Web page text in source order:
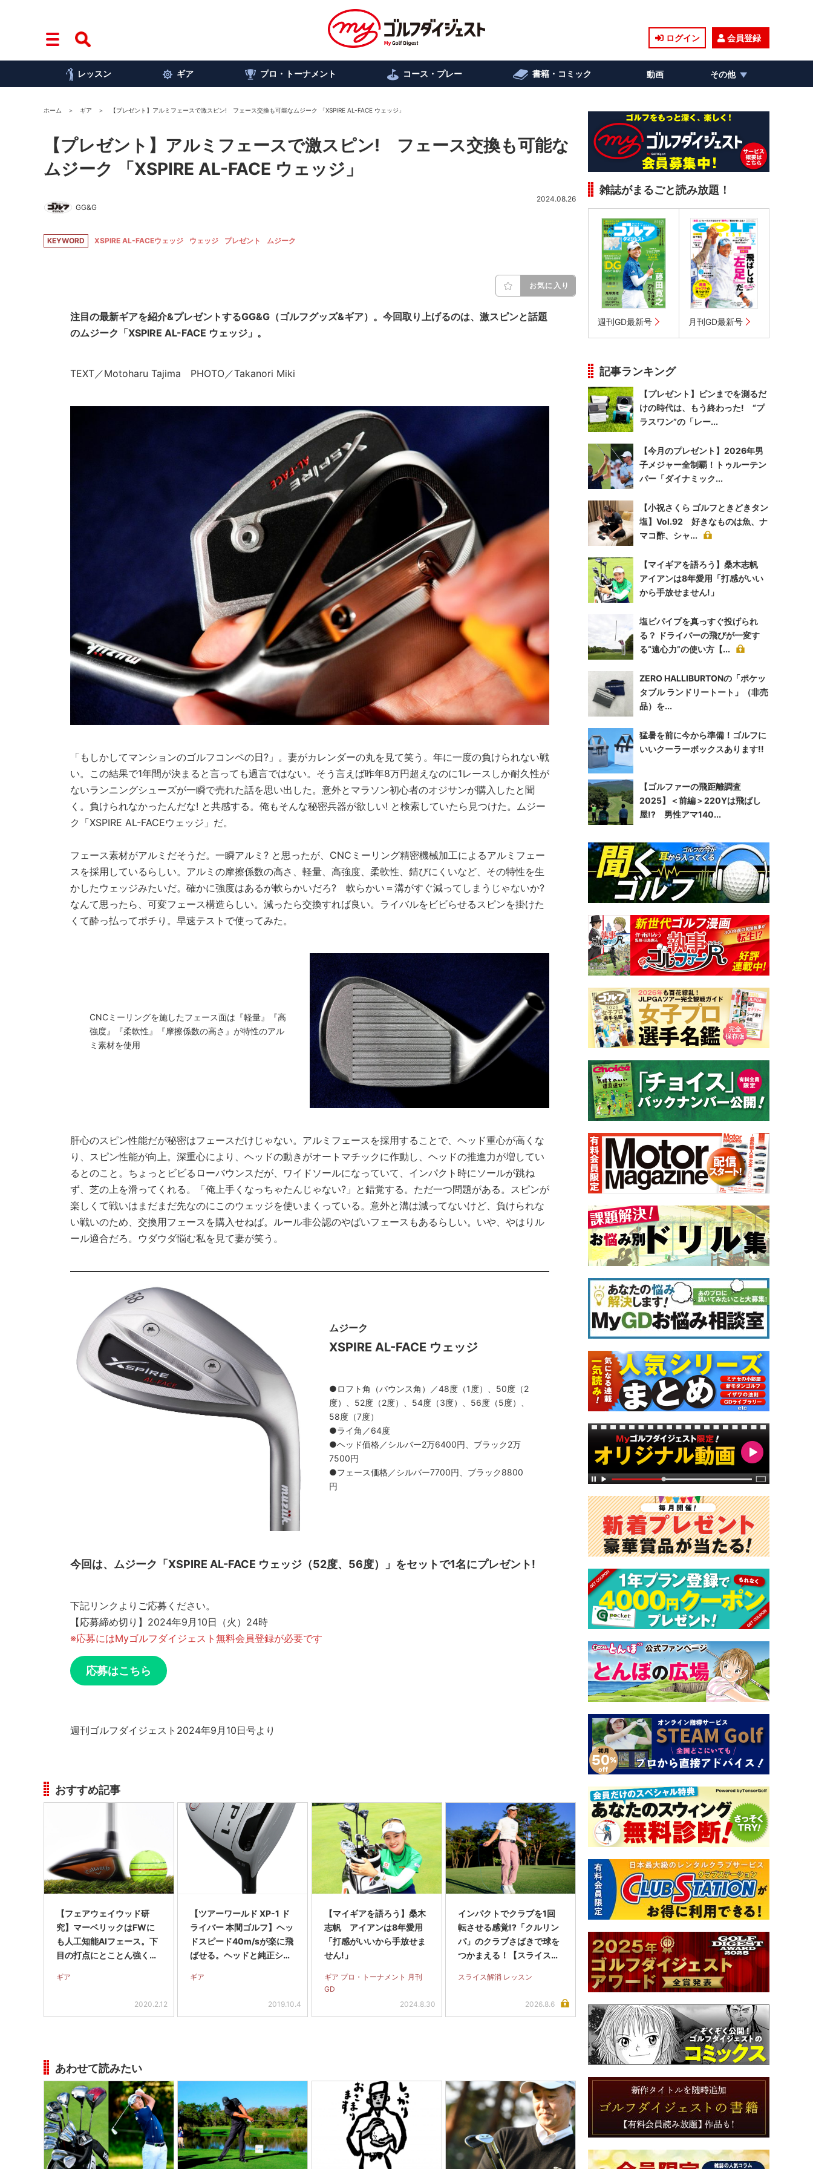
ログイン 会員登録
レッスン ギア プロ・トーナメント コース・プレー 書籍・コミック 動画 その他
ホーム ギア 【プレゼント】アルミフェースで激スピン! フェース交換も可能なムジーク 「XSPIRE AL-FACE ウェッジ」
【プレゼント】アルミフェースで激スピン! フェース交換も可能な
ムジーク 「XSPIRE AL-FACE ウェッジ」
GG&G
2024.08.26
KEYWORD XSPIRE AL-FACEウェッジ ウェッジ プレゼント ムジーク
お気に入り
注目の最新ギアを紹介&プレゼントするGG&G（ゴルフグッズ&ギア）。今回取り上げるのは、激スピンと話題
のムジーク「XSPIRE AL-FACE ウェッジ」。
TEXT／Motoharu Tajima PHOTO／Takanori Miki
「もしかしてマンションのゴルフコンペの日?」。妻がカレンダーの丸を見て笑う。年に一度の負けられない戦
い。この結果で1年間が決まると言っても過言ではない。そう言えば昨年8万円超えなのに1レースしか耐久性が
ないランニングシューズが一瞬で売れた話を思い出した。意外とマラソン初心者のオジサンが購入したと聞
く。負けられなかったんだな! と共感する。俺もそんな秘密兵器が欲しい! と検索していたら見つけた。ムジー
ク「XSPIRE AL-FACEウェッジ」だ。
フェース素材がアルミだそうだ。一瞬アルミ? と思ったが、CNCミーリング精密機械加工によるアルミフェー
スを採用しているらしい。アルミの摩擦係数の高さ、軽量、高強度、柔軟性、錆びにくいなど、その特性を生
かしたウェッジみたいだ。確かに強度はあるが軟らかいだろ? 軟らかい＝溝がすぐ減ってしまうじゃないか?
なんて思ったら、可変フェース構造らしい。減ったら交換すれば良い。ライバルをビビらせるスピンを掛けた
くて酔っ払ってポチり。早速テストで使ってみた。
CNCミーリングを施したフェース面は『軽量』『高
強度』『柔軟性』『摩擦係数の高さ』が特性のアル
ミ素材を使用
肝心のスピン性能だが秘密はフェースだけじゃない。アルミフェースを採用することで、ヘッド重心が高くな
り、スピン性能が向上。深重心により、ヘッドの動きがオートマチックに作動し、ヘッドの推進力が増してい
るとのこと。ちょっとビビるローバウンスだが、ワイドソールになっていて、インパクト時にソールが跳ね
ず、芝の上を滑ってくれる。「俺上手くなっちゃたんじゃない?」と錯覚する。ただ一つ問題がある。スピンが
楽しくて戦いはまだまだ先なのにこのウェッジを使いまくっている。意外と溝は減ってないけど、負けられな
い戦いのため、交換用フェースを購入せねば。ルール非公認のやばいフェースもあるらしい。いや、やはりル
ール適合だろ。ウダウダ悩む私を見て妻が笑う。
ムジーク
XSPIRE AL-FACE ウェッジ
●ロフト角（バウンス角）／48度（1度）、50度（2
度）、52度（2度）、54度（3度）、56度（5度）、
58度（7度）
●ライ角／64度
●ヘッド価格／シルバー2万6400円、ブラック2万
7500円
●フェース価格／シルバー7700円、ブラック8800
円
今回は、ムジーク「XSPIRE AL-FACE ウェッジ（52度、56度）」をセットで1名にプレゼント!
下記リンクよりご応募ください。
【応募締め切り】2024年9月10日（火）24時
※応募にはMyゴルフダイジェスト無料会員登録が必要です
応募はこちら
週刊ゴルフダイジェスト2024年9月10日号より
おすすめ記事
【フェアウェイウッド研
究】マーベリックはFWに
も人工知能AIフェース。下
目の打点にとことん強く、
ギア
2020.2.12
【ツアーワールド XP-1 ド
ライバー 本間ゴルフ】ヘッ
ドスピード40m/sが楽に飛
ばせる。ヘッドと純正シャ
ギア
2019.10.4
【マイギアを語ろう】桑木
志帆 アイアンは8年愛用
「打感がいいから手放せま
せん!」
ギア プロ・トーナメント 月刊
GD
2024.8.30
インパクトでクラブを1回
転させる感覚!?「クルリン
パ」のクラブさばきで球を
つかまえる！【スライス完
スライス解消 レッスン
2026.8.6
あわせて読みたい
雑誌がまるごと読み放題！
週刊GD最新号 月刊GD最新号
記事ランキング
【プレゼント】ピンまでを測るだ
けの時代は、もう終わった! “プ
ラスワン”の「レー...
【今月のプレゼント】2026年男
子メジャー全制覇！トゥルーテン
パー「ダイナミック...
【小祝さくら ゴルフときどきタン
塩】Vol.92 好きなものは魚、ナ
マコ酢、シャ...
【マイギアを語ろう】桑木志帆
アイアンは8年愛用「打感がいい
から手放せません!」
塩ビパイプを真っすぐ投げられ
る？ ドライバーの飛びが一変す
る“遠心力”の使い方【...
ZERO HALLIBURTONの「ポケッ
タブル ランドリートート」（非売
品）を...
猛暑を前に今から準備！ゴルフに
いいクーラーボックスあります!!
【ゴルファーの飛距離調査
2025】＜前編＞220Yは飛ばし
屋!? 男性アマ140...